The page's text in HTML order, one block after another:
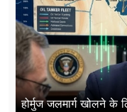
होर्मुज जलमार्ग खोलने के